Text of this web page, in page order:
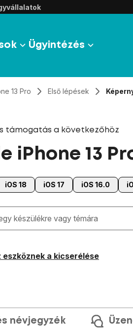
Ügyintézés
13 Pro Első lépések
támogatás a következőhöz
iPhone 13
iOS 18 iOS 17 iOS 16.0
megjelennek a keresési
eszköznek a kicserélése
névjegyzék